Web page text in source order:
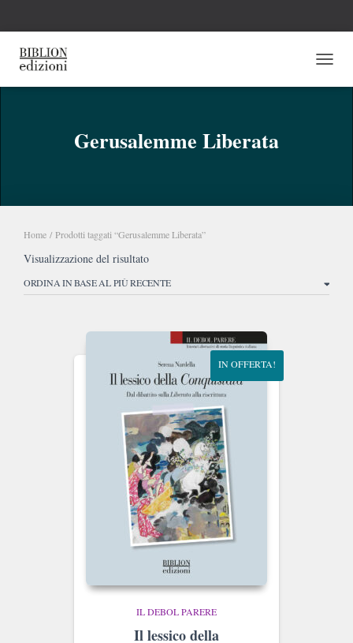
Gerusalemme Liberata
Home / Prodotti taggati “Gerusalemme Liberata”
Visualizzazione del risultato
IN OFFERTA!
IL DEBOL PARERE
Il lessico della